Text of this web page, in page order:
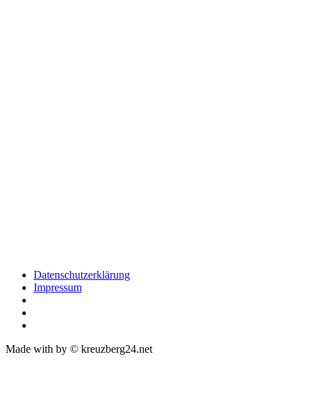
Datenschutzerklärung
Impressum
Made with by © kreuzberg24.net